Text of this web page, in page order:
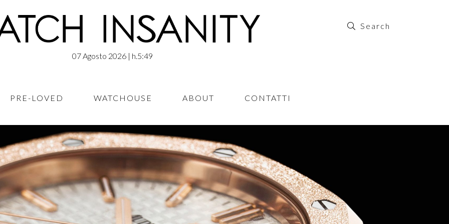
07 Agosto 2026| h.5:49
PRE-LOVED WATCHOUSE ABOUT CONTATTI